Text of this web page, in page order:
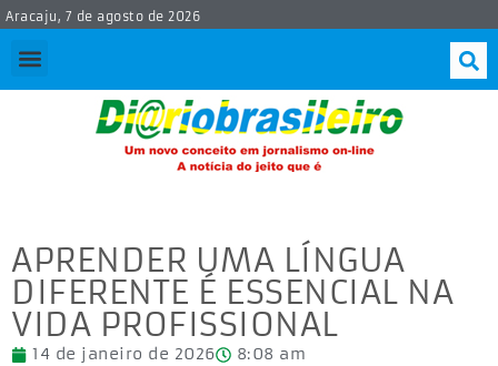
Aracaju, 7 de agosto de 2026
APRENDER UMA LÍNGUA
DIFERENTE É ESSENCIAL NA
VIDA PROFISSIONAL
14 de janeiro de 2026 8:08 am